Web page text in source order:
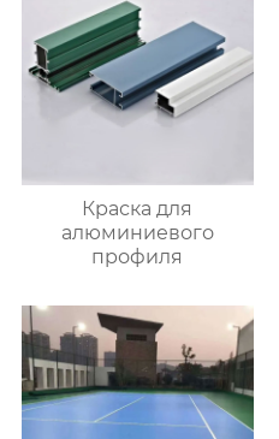
Краска для
алюминиевого
профиля